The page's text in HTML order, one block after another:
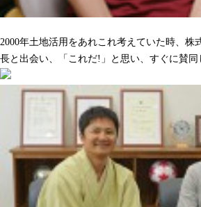
2000年土地活用をあれこれ考えていた時、株
長と出会い、「これだ!」と思い、すぐに賛同